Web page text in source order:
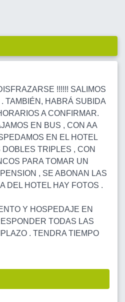
!!!!!! SALIMOS
TAMBIÉN, HABRÁ SUBIDA
A CONFIRMAR.
EN BUS , CON AA
EN EL HOTEL
TRIPLES , CON
PARA TOMAR UN
, SE ABONAN LAS
DEL HOTEL HAY FOTOS .
Y HOSPEDAJE EN
TODAS LAS
. TENDRA TIEMPO